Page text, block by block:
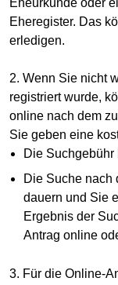
Eheurkunde oder
Eheregister. Das
erledigen.
2. Wenn Sie nicht
registriert wurde,
online nach dem
Sie geben eine
Die
Die Suche nach
dauern und Sie
Ergebnis der
Antrag online
3. Für die Online-